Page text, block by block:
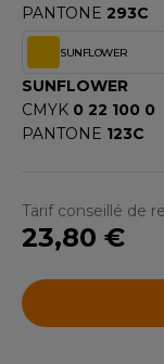
LEWIS
ATHLETIC®
CLOTHING
PANTONE 293C
SUNFLOWER
SUNFLOWER
CMYK 0 22 100 0
PANTONE 123C
Tarif conseillé de
23,80 €